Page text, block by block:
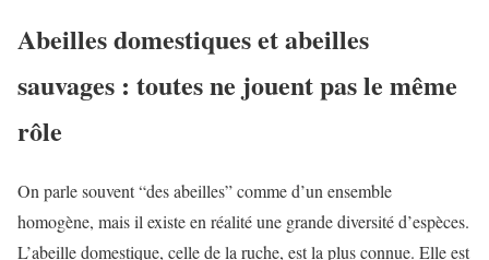
Abeilles domestiques et abeilles
sauvages : toutes ne jouent pas le même
rôle
On parle souvent “des abeilles” comme d’un ensemble
homogène, mais il existe en réalité une grande diversité d’espèces.
L’abeille domestique, celle de la ruche, est la plus connue. Elle est